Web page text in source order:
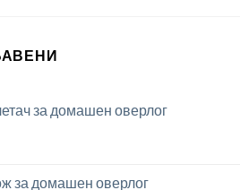
за домашен оверлог
за домашен оверлог